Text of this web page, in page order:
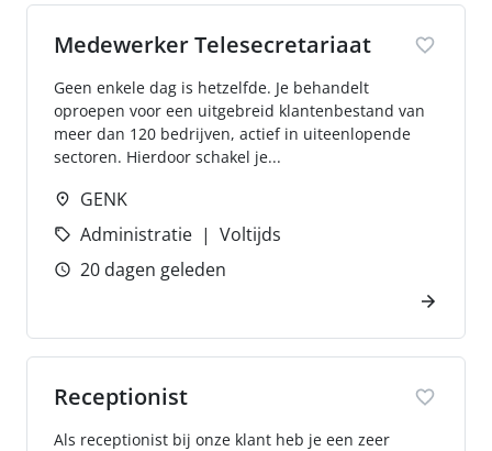
Medewerker Telesecretariaat
Geen enkele dag is hetzelfde. Je behandelt
oproepen voor een uitgebreid klantenbestand van
meer dan 120 bedrijven, actief in uiteenlopende
sectoren. Hierdoor schakel je...
GENK
Administratie
Voltijds
20 dagen geleden
Receptionist
Als receptionist bij onze klant heb je een zeer